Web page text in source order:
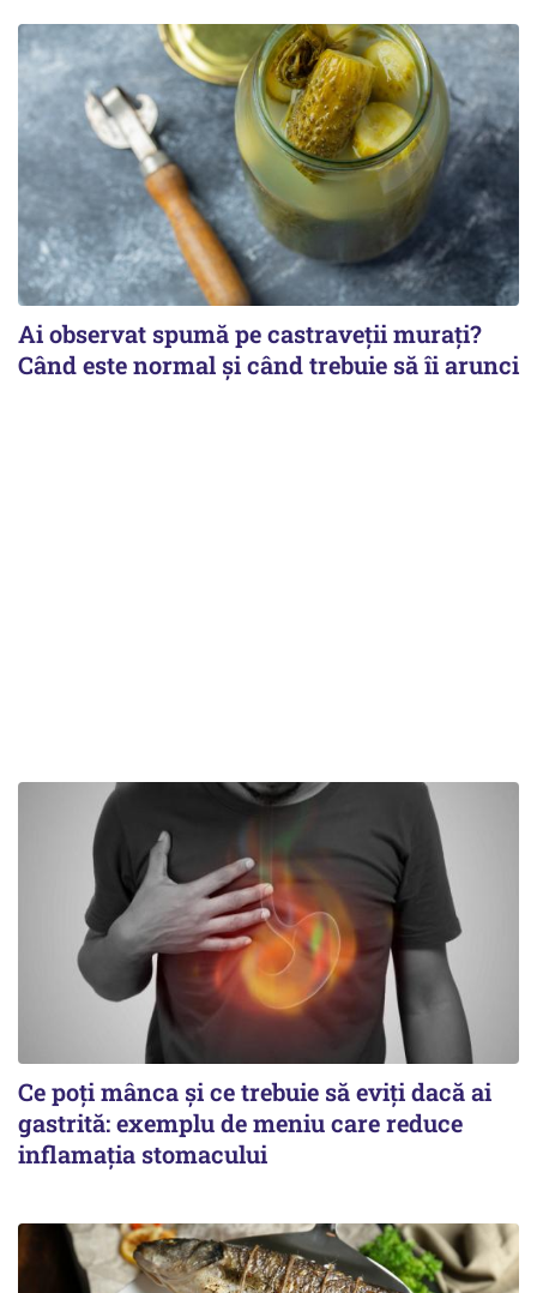
Ai observat spumă pe castraveții murați?
Când este normal și când trebuie să îi arunci
Ce poți mânca și ce trebuie să eviți dacă ai
gastrită: exemplu de meniu care reduce
inflamația stomacului